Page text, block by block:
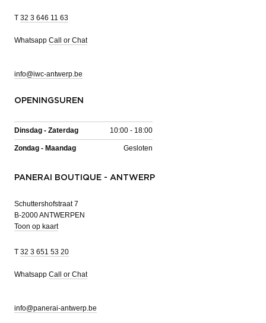
T 32 3 646 11 63
Whatsapp Call or Chat
info@iwc-antwerp.be
OPENINGSUREN
Dinsdag - Zaterdag 10:00 - 18:00
Zondag - Maandag Gesloten
PANERAI BOUTIQUE - ANTWERP
Schuttershofstraat 7
B-2000 ANTWERPEN
Toon op kaart
T 32 3 651 53 20
Whatsapp Call or Chat
info@panerai-antwerp.be